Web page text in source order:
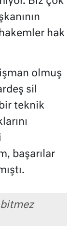
hak
olmuş
sil
teknik
başarılar